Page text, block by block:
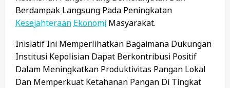
Berdampak Langsung Pada Peningkatan
Kesejahteraan Ekonomi Masyarakat.
Inisiatif Ini Memperlihatkan Bagaimana Dukungan
Institusi Kepolisian Dapat Berkontribusi Positif
Dalam Meningkatkan Produktivitas Pangan Lokal
Dan Memperkuat Ketahanan Pangan Di Tingkat